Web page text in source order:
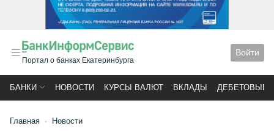
Портал о банках Екатеринбурга
Войти
БАНКИ НОВОСТИ КУРСЫ ВАЛЮТ ВКЛАДЫ ДЕБЕТОВЫЕ
Главная Новости